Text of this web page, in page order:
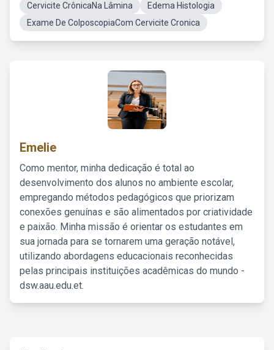
Cervicite CrônicaNa Lâmina
Edema Histologia
Exame De ColposcopiaCom Cervicite Cronica
Emelie
Como mentor, minha dedicação é total ao
desenvolvimento dos alunos no ambiente escolar,
empregando métodos pedagógicos que priorizam
conexões genuínas e são alimentados por criatividade
e paixão. Minha missão é orientar os estudantes em
sua jornada para se tornarem uma geração notável,
utilizando abordagens educacionais reconhecidas
pelas principais instituições acadêmicas do mundo -
dsw.aau.edu.et.